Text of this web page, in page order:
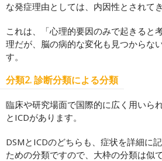
な発症理由としては、内因性とされてき
これは、「心理的要因のみで起きると
理だが、脳の病的な変化も見つからな
す。
分類2. 診断分類による分類
臨床や研究場面で国際的に広く用いら
とICDがあります。
DSMとICDのどちらも、症状を詳細に
ための分類ですので、大枠の分類は似て